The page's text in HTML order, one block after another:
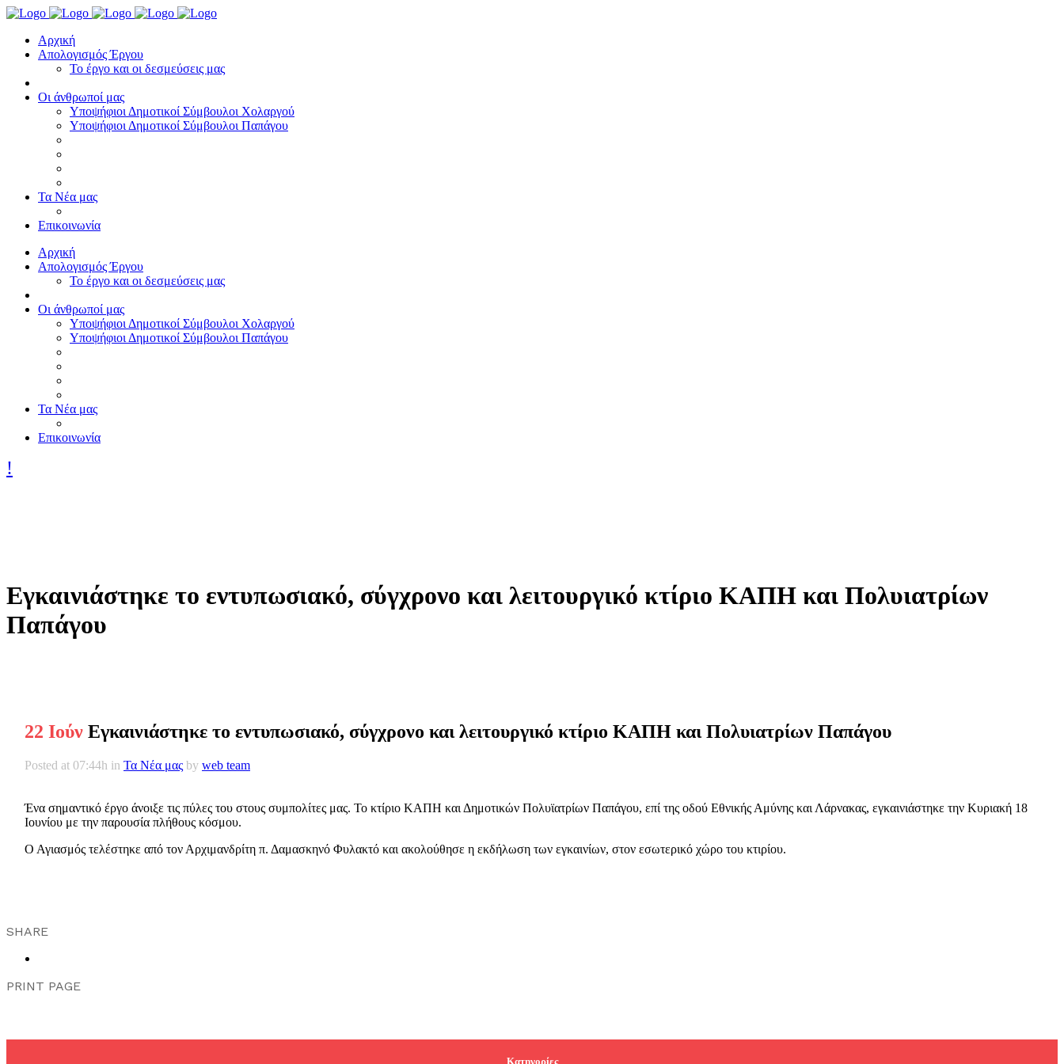
Αρχική
Απολογισμός Έργου
To έργο και οι δεσμεύσεις μας
Οι άνθρωποί μας
Υποψήφιοι Δημοτικοί Σύμβουλοι Χολαργού
Υποψήφιοι Δημοτικοί Σύμβουλοι Παπάγου
Τα Nέα μας
Επικοινωνία
Αρχική
Απολογισμός Έργου
To έργο και οι δεσμεύσεις μας
Οι άνθρωποί μας
Υποψήφιοι Δημοτικοί Σύμβουλοι Χολαργού
Υποψήφιοι Δημοτικοί Σύμβουλοι Παπάγου
Τα Nέα μας
Επικοινωνία
Εγκαινιάστηκε το εντυπωσιακό, σύγχρονο και λειτουργικό κτίριο ΚΑΠΗ και Πολυιατρίων
Παπάγου
22 Ιούν Εγκαινιάστηκε το εντυπωσιακό, σύγχρονο και λειτουργικό κτίριο ΚΑΠΗ και Πολυιατρίων Παπάγου
Posted at 07:44h in Τα Νέα μας by web team
Ένα σημαντικό έργο άνοιξε τις πύλες του στους συμπολίτες μας. Το κτίριο ΚΑΠΗ και Δημοτικών Πολυϊατρίων Παπάγου, επί της οδού Εθνικής Αμύνης και Λάρνακας, εγκαινιάστηκε την Κυριακή 18
Ιουνίου με την παρουσία πλήθους κόσμου.
Ο Αγιασμός τελέστηκε από τον Αρχιμανδρίτη π. Δαμασκηνό Φυλακτό και ακολούθησε η εκδήλωση των εγκαινίων, στον εσωτερικό χώρο του κτιρίου.
SHARE
PRINT PAGE
Κατηγορίες